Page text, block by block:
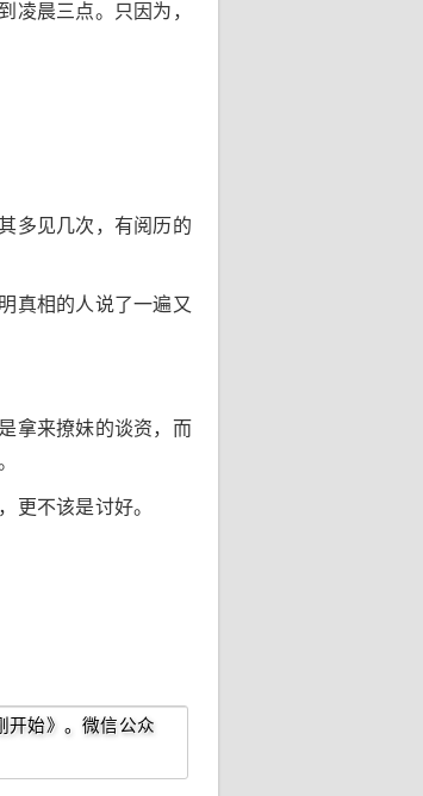
凌晨三点。只因为，
多见几次，有阅历的
真相的人说了一遍又
拿来撩妹的谈资，而
更不该是讨好。
开始》。微信公众